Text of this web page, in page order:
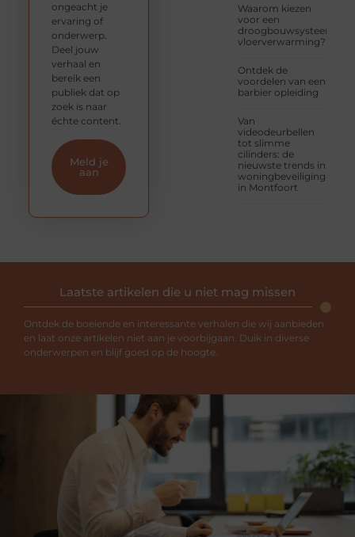
Waarom kiezen
voor een
droogbouwsysteem
vloerverwarming?
Ontdek de
voordelen van een
barbier opleiding
Van
videodeurbellen
tot slimme
cilinders: de
nieuwste trends in
woningbeveiliging
in Montfoort
ongeacht je
ervaring of
onderwerp.
Deel jouw
verhaal en
bereik een
publiek dat op
zoek is naar
échte content.
Meld je
aan
Laatste artikelen die u niet mag missen
Ontdek de boeiende en interessante verhalen die wij aanbieden
en laat onze artikelen niet aan je voorbijgaan. Duik in diverse
onderwerpen en blijf goed op de hoogte.